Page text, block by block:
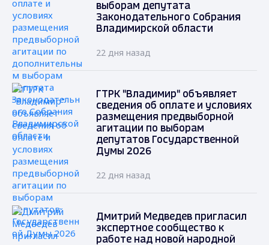
выборам депутата
Законодательного Собрания
Владимирской области
22 дня назад
ГТРК "Владимир" объявляет
сведения об оплате и условиях
размещения предвыборной
агитации по выборам
депутатов Государственной
Думы 2026
22 дня назад
Дмитрий Медведев пригласил
экспертное сообщество к
работе над новой народной